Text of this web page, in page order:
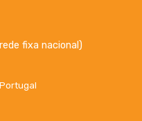
fixa nacional)